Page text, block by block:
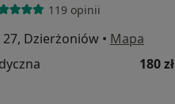
119 opinii
27, Dzierżoniów • Mapa
180 zł